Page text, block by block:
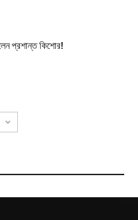
প্রশান্ত কিশোর!